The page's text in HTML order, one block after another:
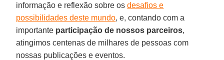
informação e reflexão sobre osdesafios e
possibilidades deste mundo, e, contando com a
importante participação de nossos parceiros,
atingimos centenas de milhares de pessoas com
nossas publicações e eventos.